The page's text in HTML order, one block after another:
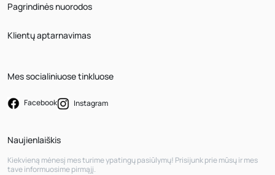
Pagrindinės nuorodos
Klientų aptarnavimas
Mes socialiniuose tinkluose
Facebook Instagram
Naujienlaiškis
Kiekvieną mėnesį mes turime ypatingų pasiūlymų! Prisijunk prie mūsų ir mes
tave informuosime pirmąjį.